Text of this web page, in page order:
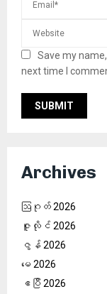
Save my
next time I
Archives
ဩဂုတ် 2026
ဇူလိုင် 2026
ဇွန် 2026
မေ 2026
ဧပြီ 2026